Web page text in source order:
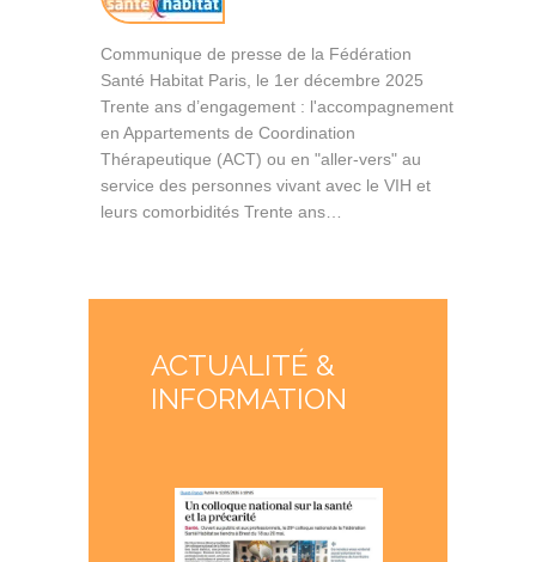
Communique de presse de la Fédération
Santé Habitat Paris, le 1er décembre 2025
Trente ans d’engagement : l'accompagnement
en Appartements de Coordination
Thérapeutique (ACT) ou en "aller-vers" au
service des personnes vivant avec le VIH et
leurs comorbidités Trente ans…
ACTUALITÉ &
INFORMATION